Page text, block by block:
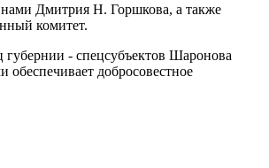
нами Дмитрия Н. Горшкова, а также
комитет.
- спецсубъектов Шаронова
добросовестное